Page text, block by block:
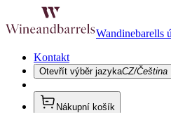
Wandinebarells
Kontakt
Otevřít výběr jazykaCZ/Čeština
Nákupní košík